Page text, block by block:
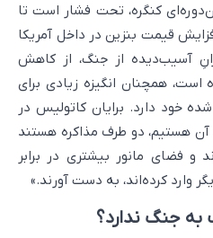
کنگره، تحت فشار است تا
قیمت بنزین در داخل آمریکا
آسیب‌دیده از جنگ، از کاهش
همچنان انگیزه زیادی برای
خود دارد. برایان کاتولیس در
هستیم، دو طرف مذاکره هستند
و فضای مانور بیشتری در برابر
وارد کرده‌اند، به دست آورند.»
به جنگ ندارد؟